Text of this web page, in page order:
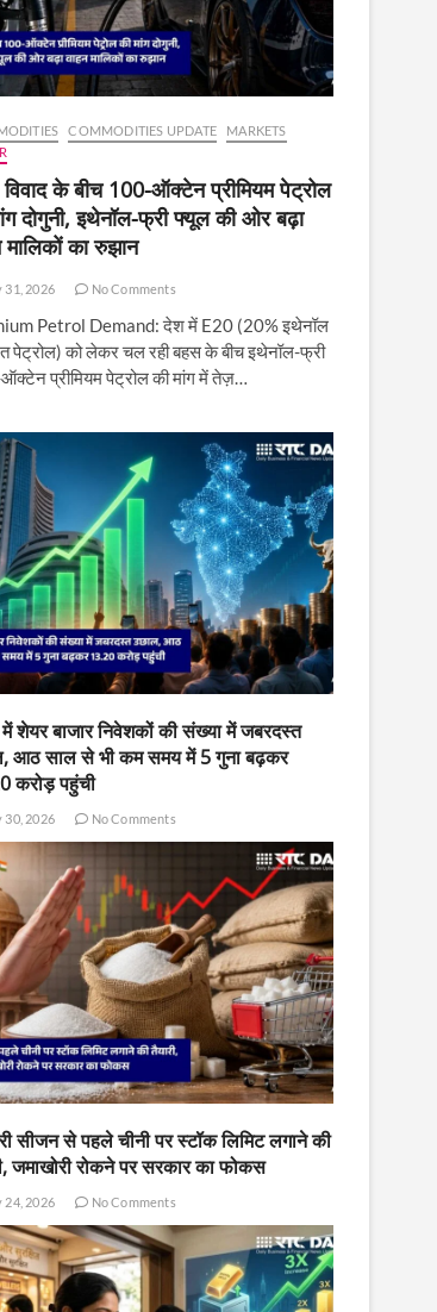
COMMODITIES UPDATE
MARKETS
के बीच 100-ऑक्टेन प्रीमियम पेट्रोल
दोगुनी, इथेनॉल-फ्री फ्यूल की ओर बढ़ा
मालिकों का रुझान
31, 2026 No Comments
Petrol Demand: देश में E20 (20% इथेनॉल
पेट्रोल) को लेकर चल रही बहस के बीच इथेनॉल-फ्री
प्रीमियम पेट्रोल की मांग में तेज़…
में शेयर बाजार निवेशकों की संख्या में जबरदस्त
आठ साल से भी कम समय में 5 गुना बढ़कर
करोड़ पहुंची
30, 2026 No Comments
सीजन से पहले चीनी पर स्टॉक लिमिट लगाने की
जमाखोरी रोकने पर सरकार का फोकस
24, 2026 No Comments